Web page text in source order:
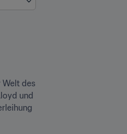
Welt des
und